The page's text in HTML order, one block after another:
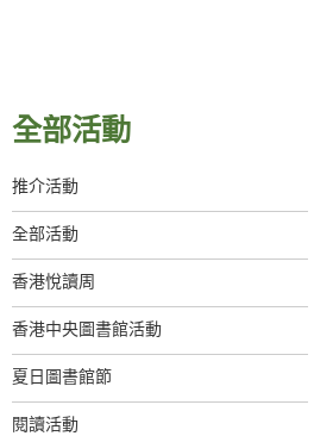
全部活動
推介活動
全部活動
香港悅讀周
香港中央圖書館活動
夏日圖書館節
閱讀活動